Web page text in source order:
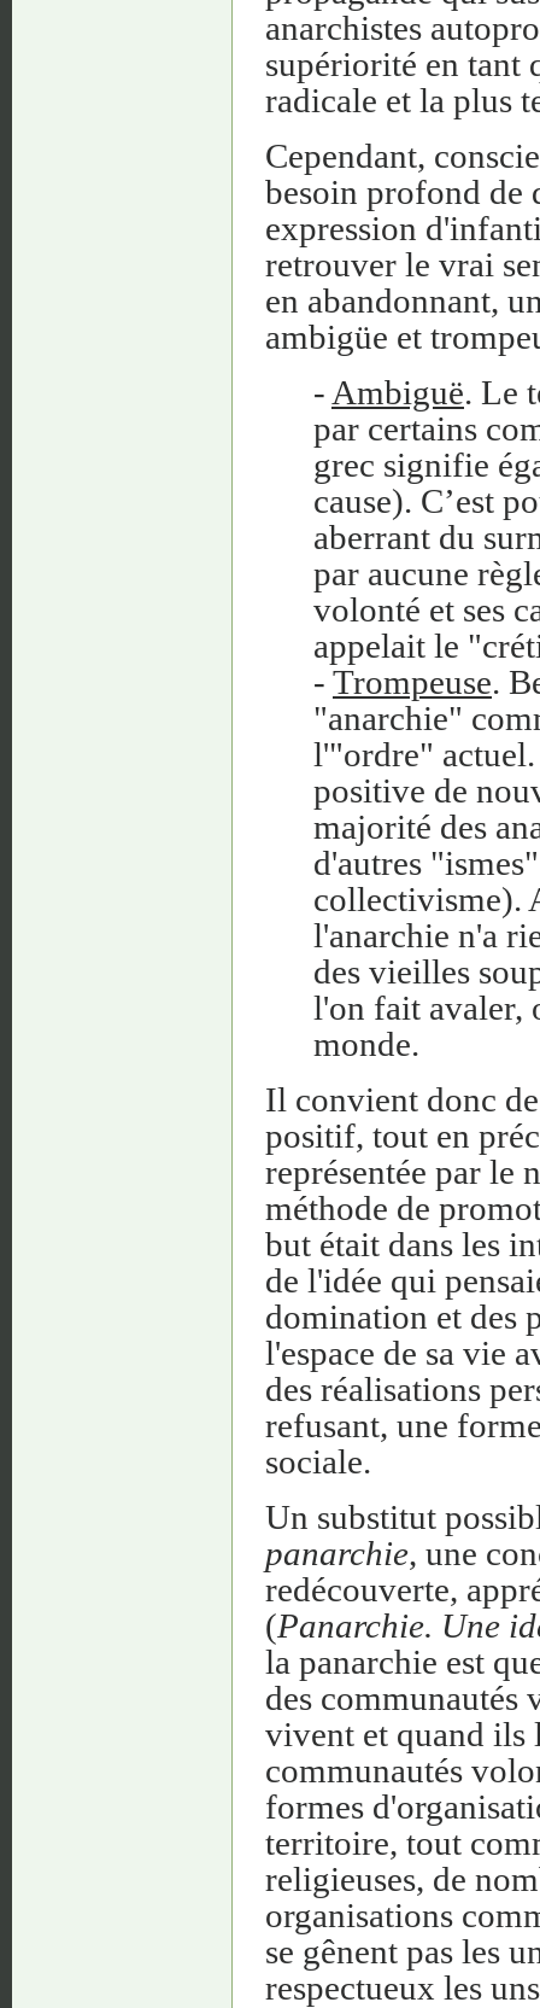
anarchistes
supériorité en tant
radicale et la plus
Cependant,
besoin profond de
expression
retrouver le vrai
en abandonnant,
ambigüe et
- Ambiguë. Le
par certains
grec signifie
cause). C’est
aberrant du
par aucune
volonté et ses
appelait le
- Trompeuse.
"anarchie"
l'"ordre"
positive de
majorité des
d'autres
collectivisme).
l'anarchie n'a
des vieilles
l'on fait avaler,
monde.
Il convient donc
positif, tout en
représentée par le
méthode de
but était dans les
de l'idée qui
domination et des
l'espace de sa vie
des réalisations
refusant, une
sociale.
Un substitut
panarchie, une
redécouverte,
(Panarchie. Une
la panarchie est
des
vivent et quand ils
communautés
formes
territoire, tout
religieuses, de
organisations
se gênent pas les
respectueux les